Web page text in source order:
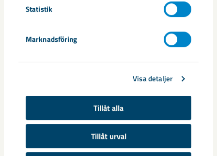
Statistik
Marknadsföring
Visa detaljer
Tillåt alla
Tillåt urval
centrum avvecklas under 2026
Under sommaren 2026 fortsätter avveckling av fastigheter i
gamla Kiruna centrum på grund av den pågående gruvdriften
– bland annat ...